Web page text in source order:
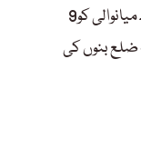
بزرگ میاں علی کی نسبت سے میانوالی پڑگیا۔ میانوالی کو9
یہ ضلع بنوں کی